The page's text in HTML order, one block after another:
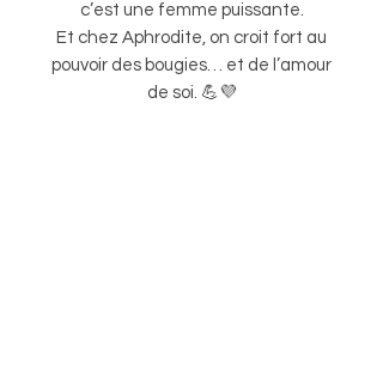
c’est une femme puissante.
Et chez Aphrodite, on croit fort au
pouvoir des bougies… et de l’amour
de soi. 💪💜